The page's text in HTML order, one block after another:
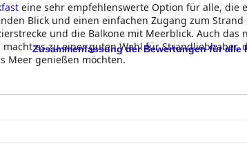
eine sehr empfehlenswerte Option für alle, die
Blick und einen einfachen Zugang zum
und die Balkone mit Meerblick. Auch
es zu einer guten Wahl für Strandliebhaber,
Meer genießen möchten.
Zusammenfassung der Bewertungen für alle